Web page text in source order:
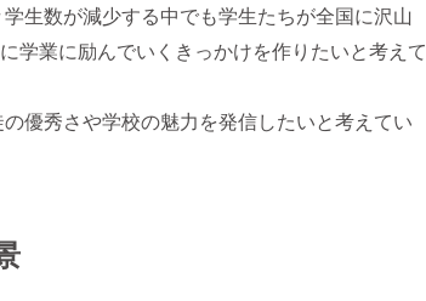
生数が減少する中でも学生たちが全国に沢山
学業に励んでいくきっかけを作りたいと考えて
優秀さや学校の魅力を発信したいと考えてい